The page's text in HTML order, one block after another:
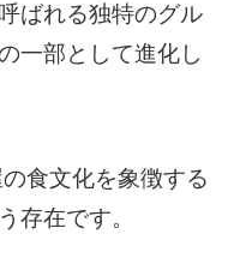
ばれる独特のグル
一部として進化し
食文化を象徴する
存在です。